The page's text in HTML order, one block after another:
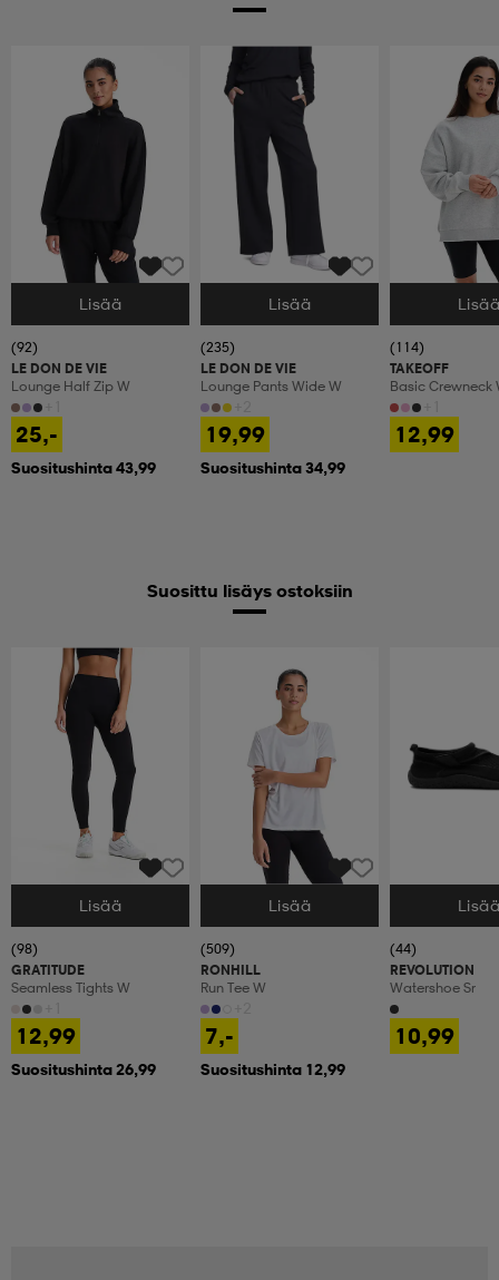
Valitse Koko
Lisää
(92)
LE DON DE VIE
Lounge Half Zip W
25,-
Suositushinta 43,99
Valitse Koko
Lisää
(235)
LE DON DE VIE
Lounge Pants Wide W
19,99
Suositushinta 34,99
Valitse Koko
(114)
TAKEOFF
Basic Crewneck
12,99
Suosittu lisäys ostoksiin
Valitse Koko
Lisää
(98)
GRATITUDE
Seamless Tights W
12,99
Suositushinta 26,99
Valitse Koko
Lisää
(509)
RONHILL
Run Tee W
7,-
Suositushinta 12,99
Valitse Koko
(44)
REVOLUTION
Watershoe Sr
10,99